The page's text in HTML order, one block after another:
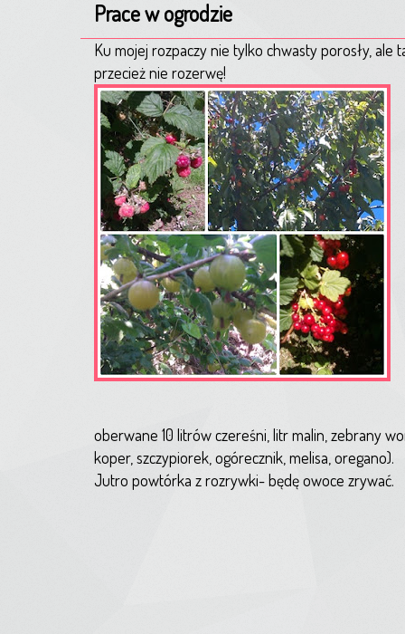
Prace w ogrodzie
Ku mojej rozpaczy nie tylko chwasty porosły, ale
przecież nie rozerwę!
oberwane 10 litrów czereśni, litr malin, zebrany
koper, szczypiorek, ogórecznik, melisa, oregano).
Jutro powtórka z rozrywki- będę owoce zrywać.